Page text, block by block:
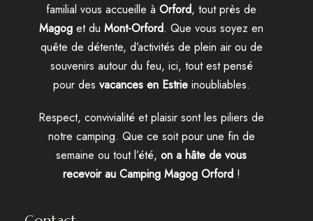
familial vous accueille à Orford, tout près de
Magog et du Mont-Orford. Que vous soyez en
quête de détente, d’activités de plein air ou de
souvenirs autour du feu, ici, tout est pensé
pour des vacances en Estrieinoubliables.
Respect, convivialité et plaisir sont les piliers de
notre camping. Que ce soit pour une fin de
semaine ou tout l’été, on a hâte de vous
recevoir au Camping Magog Orford!